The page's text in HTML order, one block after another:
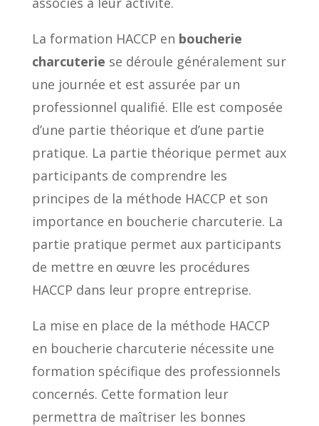
La formation HACCP en boucherie
charcuterie se déroule généralement sur
une journée et est assurée par un
professionnel qualifié. Elle est composée
d’une partie théorique et d’une partie
pratique. La partie théorique permet aux
participants de comprendre les
principes de la méthode HACCP et son
importance en boucherie charcuterie. La
partie pratique permet aux participants
de mettre en œuvre les procédures
HACCP dans leur propre entreprise.
La mise en place de la méthode HACCP
en boucherie charcuterie nécessite une
formation spécifique des professionnels
concernés. Cette formation leur
permettra de maîtriser les bonnes